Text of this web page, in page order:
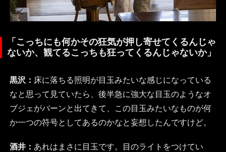
「こっちにも何かその狂気が押し寄せてくるんじゃ
ないか、観てるこっちも狂ってくるんじゃないか」
黒沢： 床に落ちる照明が目玉みたいな感じになっている
なと思って見ていたら、後半急に強大な目玉のようなオ
ブジェがバーンと出てきて、この目玉みたいなものが何
か一つの符号としてあるのかなと妄想したんですけど。
酒井： あれはまさに目玉です。目のライトをつけてい